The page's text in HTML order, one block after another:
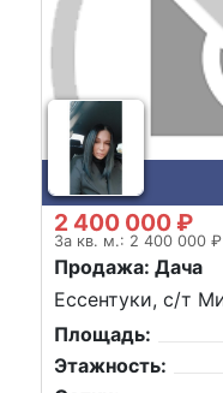
2 400 000 ₽
За кв. м.: 2 400 000 ₽
Продажа: Дача
Ессентуки, с/т
Площадь:
Этажность: